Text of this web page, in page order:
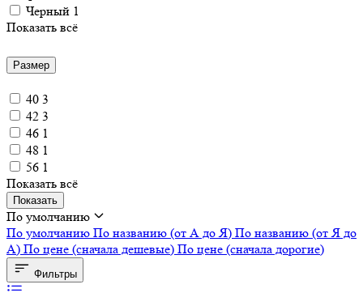
Черный 1
Показать всё
Размер
40 3
42 3
46 1
48 1
56 1
Показать всё
Показать
По умолчанию
По умолчанию По названию (от А до Я) По названию (от Я до
А) По цене (сначала дешевые) По цене (сначала дорогие)
Фильтры